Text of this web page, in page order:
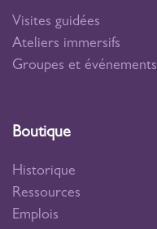
Visites guidées
Ateliers immersifs
Groupes et événements
Boutique
Historique
Ressources
Emplois